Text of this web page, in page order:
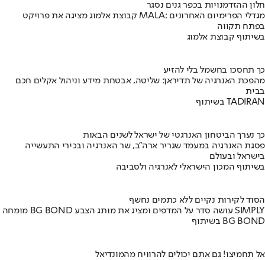
חלון ההזדמנויות בכפר גנים נסגר
קבוצת אלמוג מציגה את פרויקט MALA: מגדלי הפרימיום האחרונים
בפתח תקווה
בשיתוף קבוצת אלמוג
כך תחסכו בחשמל בלי להזיע
מהפכת האנרגיה של תדיראן: שליטה, אבטחת מידע וניהול אקלים חכם
בבית
בשיתוף TADIRAN
כך נערך הביטחון האנרגטי של ישראל לשנים הבאות
פסגת האנרגיה במעמד שגריר ארה"ב, שר האנרגיה ובכירי התעשייה
בישראל ובעולם
בשיתוף המכון הישראלי לאנרגיה ולסביבה
הסוד לקירות נקיים ללא כתמים נחשף
מומחה BG BOND עושה סדר על המדפים ומציג את מותג הצבע SIMPLY
בשיתוף BG BOND
אל תחמיצו! גם אתם יכולים להרוויח מהמונדיאל